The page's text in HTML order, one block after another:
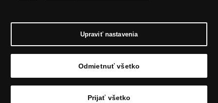
Garancia najvyššej kvality
E-mail: info@narodnapokladnica.sk, www.narodnapokladnica.sk; IČO: 45 480 206, DIČ:
Upraviť nastavenia
Odmietnuť všetko
Prijať všetko